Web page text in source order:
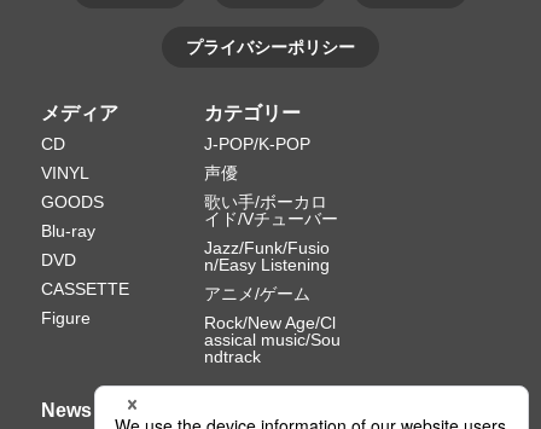
プライバシーポリシー
メディア
CD
VINYL
GOODS
Blu-ray
DVD
CASSETTE
Figure
カテゴリー
J-POP/K-POP
声優
歌い手/ボーカロ
イド/Vチューバー
Jazz/Funk/Fusio
n/Easy Listening
アニメ/ゲーム
Rock/New Age/Cl
assical music/Sou
ndtrack
News